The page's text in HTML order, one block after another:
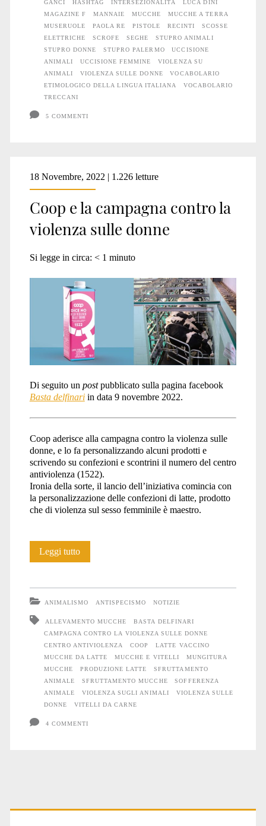
GANCI
HASHTAG INTERSEZIONALITÀ
LUCA DINI
MAGAZINE F
MANNAIE MUCCHE
MUCCHE A TERRA
MUSERUOLE
PAOLA RE PISTOLE RECINTI
SCOSSE
ELETTRICHE
SCROFE SEGHE
STUPRO ANIMALI
STUPRO DONNE
STUPRO PALERMO
UCCISIONE
ANIMALI
UCCISIONE FEMMINE
VIOLENZA SU
ANIMALI
VIOLENZA SULLE DONNE
VOCABOLARIO
ETIMOLOGICO DELLA LINGUA ITALIANA
VOCABOLARIO
TRECCANI
5 COMMENTI
18 Novembre, 2022 | 1.226 letture
Coop e la campagna contro la
violenza sulle donne
Si legge in circa: < 1 minuto
Di seguito un postpubblicato sulla pagina facebook
Basta delfinariin data 9 novembre 2022.
Coop aderisce alla campagna contro la violenza sulle
donne, e lo fa personalizzando alcuni prodotti e
scrivendo su confezioni e scontrini il numero del centro
antiviolenza (1522).
Ironia della sorte, il lancio dell’iniziativa comincia con
la personalizzazione delle confezioni di latte, prodotto
che di violenza sul sesso femminile è maestro.
Leggi tuttoCoop
contro
la
violenza
sulle
donne
ANIMALISMO ANTISPECISMO NOTIZIE
ALLEVAMENTO MUCCHE
BASTA DELFINARI
CAMPAGNA CONTRO LA VIOLENZA SULLE DONNE
CENTRO ANTIVIOLENZA
COOP
LATTE VACCINO
MUCCHE DA LATTE
MUCCHE E VITELLI
MUNGITURA
MUCCHE
PRODUZIONE LATTE
SFRUTTAMENTO
ANIMALE
SFRUTTAMENTO MUCCHE
SOFFERENZA
ANIMALE
VIOLENZA SUGLI ANIMALI
VIOLENZA SULLE
DONNE
VITELLI DA CARNE
4 COMMENTI
Primary